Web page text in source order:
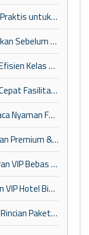
Simulasi Manasik Umrah: Panduan Praktis untuk Pemula
Persiapan Haji yang Wajib Diperhatikan Sebelum Berangkat ke Tanah Suci
Paket Umroh 9 Hari 2026: Itinerary Efisien Kelas Bisnis
Harga Haji Furoda 2026: Berangkat Cepat Fasilitas Maktab VIP
Paket Umroh September 2026: Cuaca Nyaman Fasilitas VIP
Travel Umroh Jakarta Timur: Layanan Premium & Kepastian
Paket Umroh Plus Thaif 2026: Liburan VIP Bebas Repot
Promo Umroh Agustus 2026: Diskon VIP Hotel Bintang 5
Biaya Umroh 2026 Untuk 3 Orang: Rincian Paket Keluarga VIP